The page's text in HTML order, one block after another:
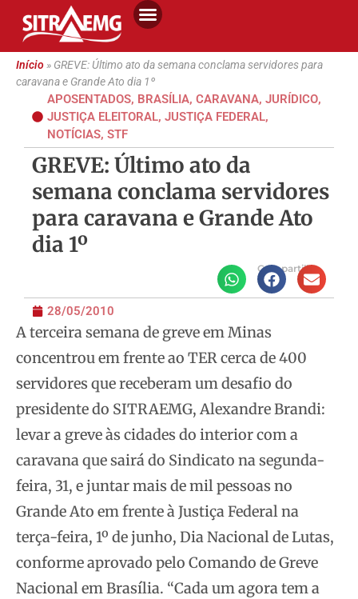
Início» GREVE: Último ato da semana conclama servidores para
caravana e Grande Ato dia 1º
APOSENTADOS, BRASÍLIA, CARAVANA, JURÍDICO,
JUSTIÇA ELEITORAL, JUSTIÇA FEDERAL,
NOTÍCIAS, STF
GREVE: Último ato da
semana conclama servidores
para caravana e Grande Ato
dia 1º
Compartilhe
28/05/2010
A terceira semana de greve em Minas
concentrou em frente ao TER cerca de 400
servidores que receberam um desafio do
presidente do SITRAEMG, Alexandre Brandi:
levar a greve às cidades do interior com a
caravana que sairá do Sindicato na segunda-
feira, 31, e juntar mais de mil pessoas no
Grande Ato em frente à Justiça Federal na
terça-feira, 1º de junho, Dia Nacional de Lutas,
conforme aprovado pelo Comando de Greve
Nacional em Brasília. “Cada um agora tem a